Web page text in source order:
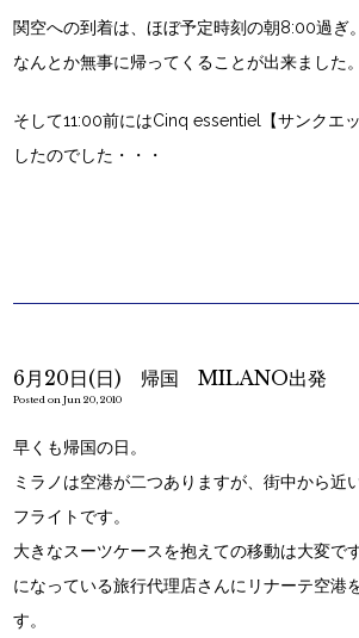
関空への到着は、ほぼ予定時刻の朝8:00過ぎ。
なんとか無事に帰ってくることが出来ました。
そして11:00前にはCinq essentiel【サンクエ
したのでした・・・
6月20日(日) 帰国 MILANO出発
Posted on Jun 20, 2010
早くも帰国の日。
ミラノは空港が二つありますが、街中から近
フライトです。
大きなスーツケースを抱えての移動は大変で
になっている旅行代理店さんにリナーテ空港
す。